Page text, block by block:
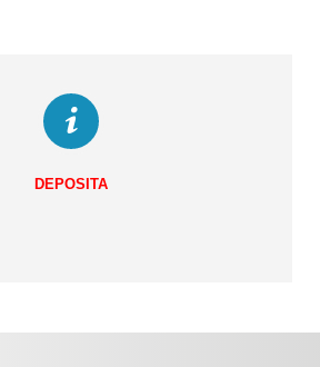
DEPOSITA